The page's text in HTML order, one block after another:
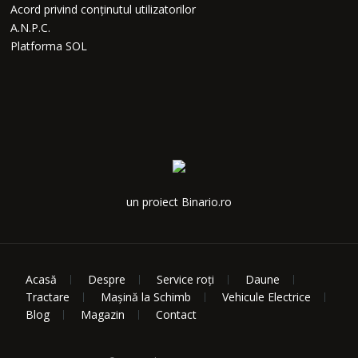
Acord privind conținutul utilizatorilor
A.N.P.C.
Platforma SOL
un proiect Binario.ro
Acasă Despre Service roți
Daune
Tractare
Mașină la Schimb
Vehicule Electrice
Blog
Magazin Contact